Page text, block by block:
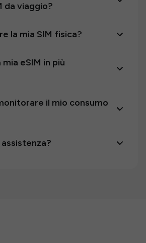
da viaggio?
la mia SIM fisica?
eSIM in più
il mio consumo